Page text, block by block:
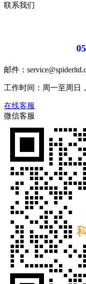
联系我们
邮件：
工作时间：周一至周日
在线客服
微信客服